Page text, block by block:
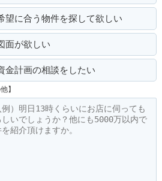
望に合う物件を探して欲しい
面が欲しい
金計画の相談をしたい
】